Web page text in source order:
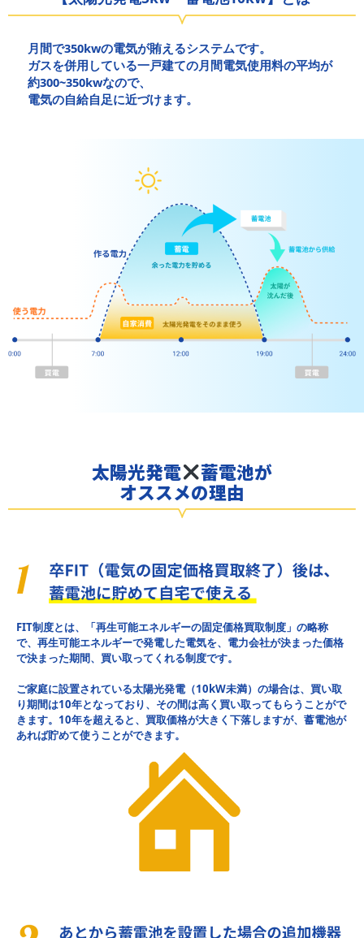
月間で350kwの電気が賄えるシステムです。
ガスを併用している一戸建ての月間電気使用料の平均が
約300~350kwなので、
電気の自給自足に近づけます。
太陽光発電
蓄電池が
オススメの理由
FIT制度とは、「再生可能エネルギーの固定価格買取制度」の略称
で、再生可能エネルギーで発電した電気を、電力会社が決まった価格
で決まった期間、買い取ってくれる制度です。
ご家庭に設置されている太陽光発電（10kW未満）の場合は、買い取
り期間は10年となっており、その間は高く買い取ってもらうことがで
きます。10年を超えると、買取価格が大きく下落しますが、蓄電池が
あれば貯めて使うことができます。